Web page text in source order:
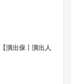
【演出保丨演出人